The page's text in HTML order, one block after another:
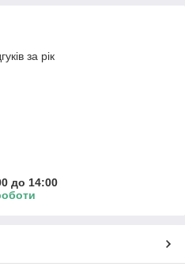
за рік
до 14:00